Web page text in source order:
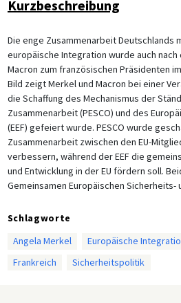
Kurzbeschreibung
Die enge Zusammenarbeit Deutschlands
europäische Integration wurde auch nach
Macron zum französischen Präsidenten
Bild zeigt Merkel und Macron bei einer
die Schaffung des Mechanismus der
Zusammenarbeit (PESCO) und des
(EEF) gefeiert wurde. PESCO wurde
Zusammenarbeit zwischen den EU-
verbessern, während der EEF die
und Entwicklung in der EU fördern soll.
Gemeinsamen Europäischen
Schlagworte
Angela Merkel
Europäische
Frankreich
Sicherheitspolitik